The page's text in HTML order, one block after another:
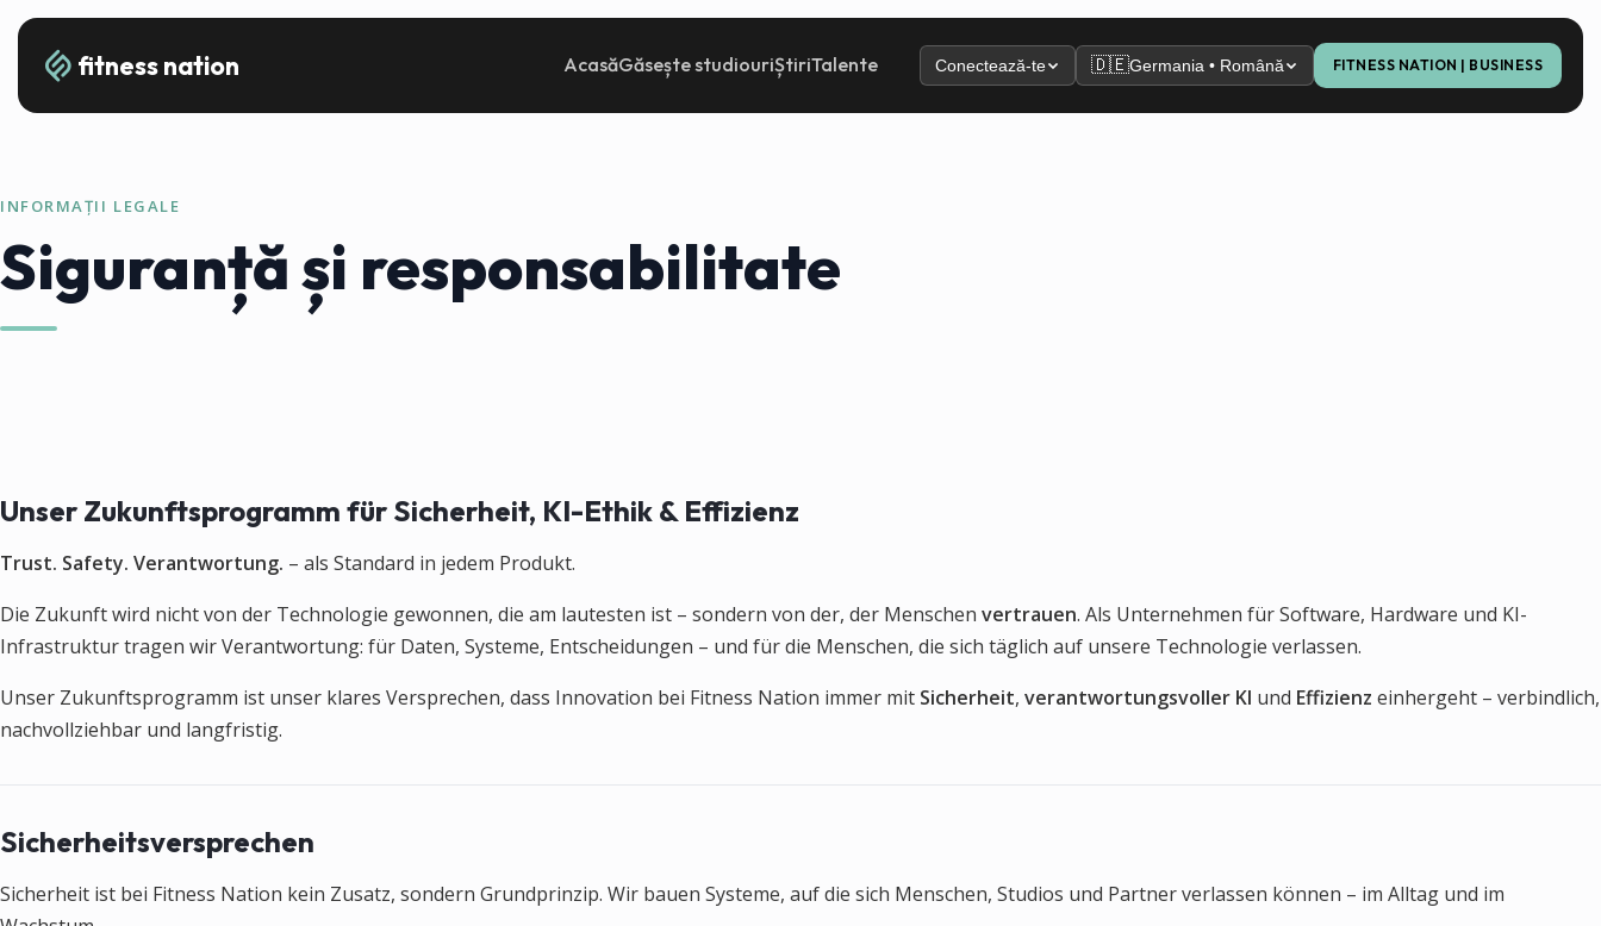
fitness nation AcasăGăsește studiouriȘtiriTalente Conectează-te 🇩🇪Germania • Română FITNESS NATION | BUSINESS
INFORMAȚII LEGALE
Siguranță și responsabilitate
Unser Zukunftsprogramm für Sicherheit, KI-Ethik & Effizienz
Trust. Safety. Verantwortung. – als Standard in jedem Produkt.
Die Zukunft wird nicht von der Technologie gewonnen, die am lautesten ist – sondern von der, der Menschen vertrauen. Als Unternehmen für Software, Hardware und KI-
Infrastruktur tragen wir Verantwortung: für Daten, Systeme, Entscheidungen – und für die Menschen, die sich täglich auf unsere Technologie verlassen.
Unser Zukunftsprogramm ist unser klares Versprechen, dass Innovation bei Fitness Nation immer mit Sicherheit, verantwortungsvoller KI und Effizienz einhergeht – verbindlich,
nachvollziehbar und langfristig.
Sicherheitsversprechen
Sicherheit ist bei Fitness Nation kein Zusatz, sondern Grundprinzip. Wir bauen Systeme, auf die sich Menschen, Studios und Partner verlassen können – im Alltag und im